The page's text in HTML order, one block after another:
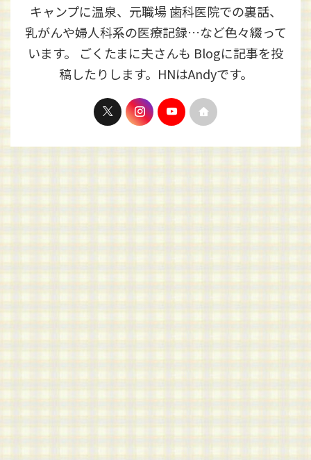
キャンプに温泉、元職場 歯科医院での裏話、
乳がんや婦人科系の医療記録…など色々綴って
います。 ごくたまに夫さんも Blogに記事を投
稿したりします。HNはAndyです。